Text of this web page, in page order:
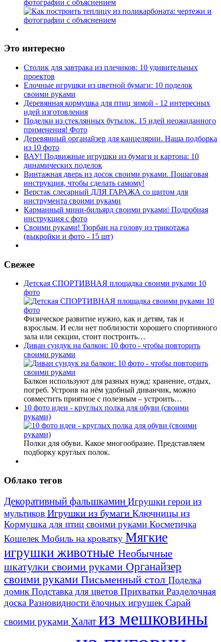
фотографии с объяснением
Это интересно
Столик для завтрака из плечиков: 10 удивительных
проектов
Елочные игрушки из цветной бумаги: 10 поделок
своими руками
Деревянная кормушка для птиц зимой - 12 интересных
идей изготовления
Поделки из стеклянных бутылок. 15 идей неожиданного
применения! Фото
Деревянный органайзер для канцелярии. Наша подборка
из 10 фото
ВАУ! Подвижные игрушки из бумаги и картона: 10
динамических поделок
Винтажная дверь из досок своими руками. Пошаговая
инструкция, чтобы сделать самому!
Верстак слесарный ДЛЯ ГАРАЖА со щитом для
инструмента своими руками
Карманный мини-бильярд своими руками❕ Подробная
инструкция с фото
Своими руками! Тюрбан на голову из трикотажа
(выкройки и фото - 15 шт)
Свежее
Детская СПОРТИВНАЯ площадка своими руками 10
фото
Физическое развитие нужно, как и детям, так и
взрослым. И если нет поблизости хорошего спортивного
зала или секции, стоит построить…
Диван сундук на балкон: 10 фото - чтобы повторить
своими руками
Балкон используют для разных нужд: хранение, отдых,
погреб. Устроив на нём удобный диванчик, можно
совместить приятное с полезным – устроить…
10 фото идеи - круглых полка для обуви (своими
руками)
Полки для обуви. Какое многообразие. Представляем
подборку круглых полок.
Облако тегов
Декоративный фальшкамин Игрушки герои из
мультиков Игрушки из бумаги Ключницы из
Кормушка для птиц своими руками Косметичка
Кошелек Мобиль на кроватку Мягкие
игрушки животные Необычные
шкатулки своими руками Органайзер
своими руками Письменный стол Поделка
домик Подставка для цветов Прихватки Разделочная
доска Разновидности ёлочных игрушек Сарай
своими руками Халат из мешковины